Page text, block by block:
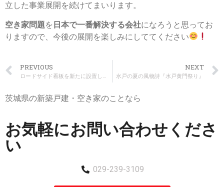
立した事業展開を続けてまいります。
空き家問題を 日本で一番解決する会社になろうと思ってお
りますので、今後の展開を楽しみにしててください
PREVIOUS NEXT
水戸の夏の風物詩『水戸黄門祭り』
茨城県の新築戸建・空き家のことなら
お気軽にお問い合わせくださ
い
029-239-3109